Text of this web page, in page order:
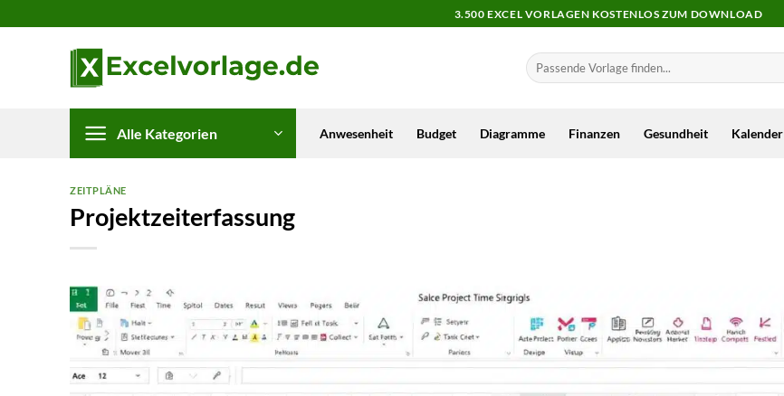
Inhalt
3.500 EXCEL VORLAGEN KOSTENLOS ZUM DOWNLOAD
Alle Kategorien Anwesenheit Budget Diagramme Finanzen Gesundheit Kalender
ZEITPLÄNE
Projektzeiterfassung